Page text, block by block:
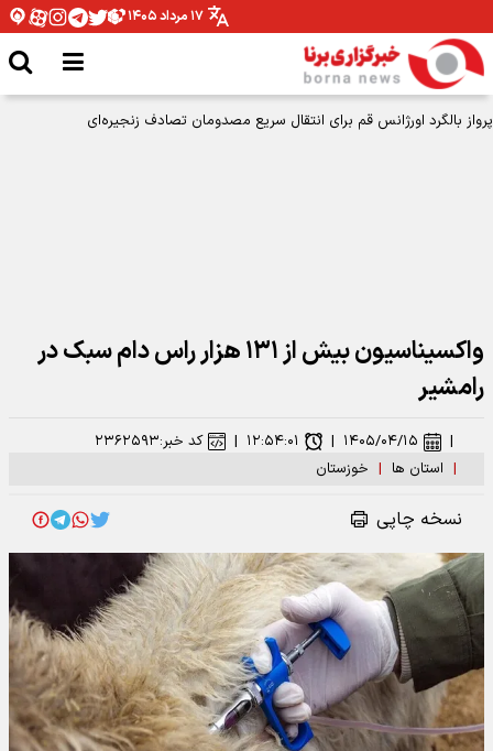
۱۷ مرداد ۱۴۰۵
پرواز بالگرد اورژانس قم برای انتقال سریع مصدومان تصادف زنجیره‌ای
واکسیناسیون بیش از ۱۳۱ هزار راس دام سبک در
رامشیر
| استان ها | خوزستان
| ۱۴۰۵/۰۴/۱۵ | ۱۲:۵۴:۰۱ | کد خبر:۲۳۶۲۵۹۳
نسخه چاپی